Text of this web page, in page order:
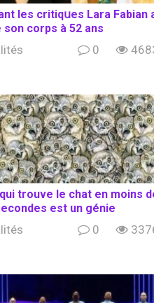
les сritiqսеs Lara Fabian
son соrрs à 52 ans
0
trouve le chat en moins
est un génie
0